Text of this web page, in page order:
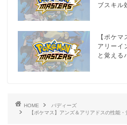
ブスキル
【ポケ
アリーイ
と覚える
HOME
バディーズ
【ポケマス】アンズ＆アリアドスの性能